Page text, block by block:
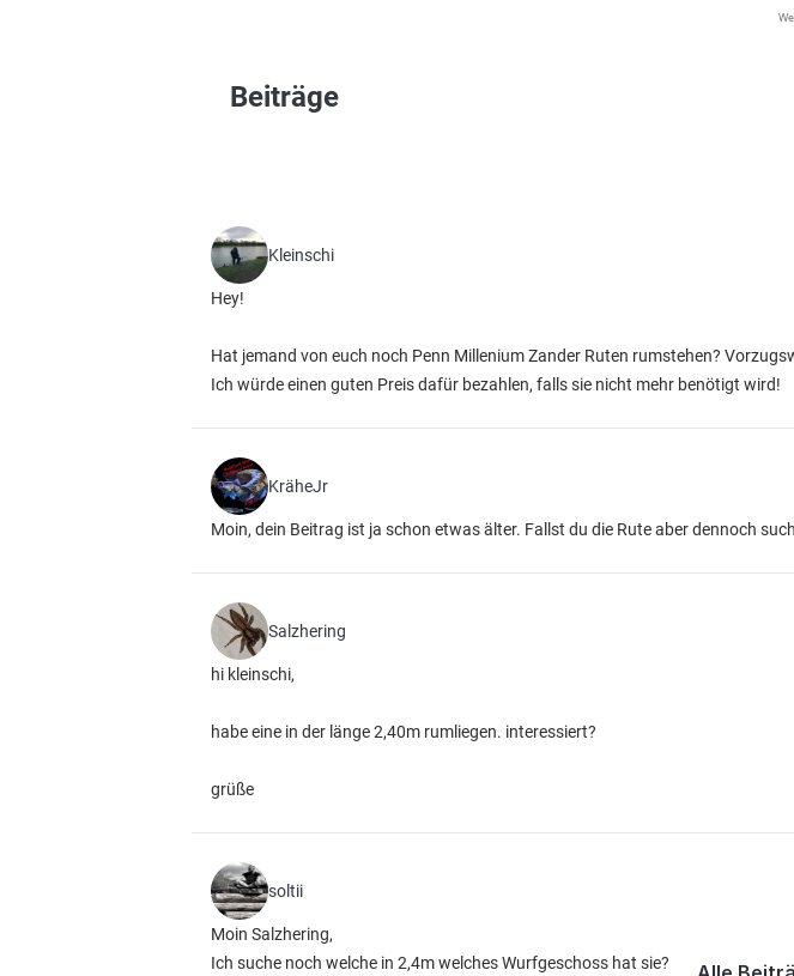
Beiträge
Kleinschi
Hey!
Hat jemand von euch noch Penn Millenium Zander Ruten rumstehen?
Ich würde einen guten Preis dafür bezahlen, falls sie nicht mehr benötigt wird!
KräheJr
Moin, dein Beitrag ist ja schon etwas älter. Fallst du die Rute aber dennoch
Salzhering
hi kleinschi,
habe eine in der länge 2,40m rumliegen. interessiert?
grüße
soltii
Moin Salzhering,
Ich suche noch welche in 2,4m welches Wurfgeschoss hat sie?